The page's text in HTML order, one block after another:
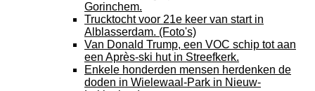
Gorinchem.
Trucktocht voor 21e keer van start in
Alblasserdam. (Foto's)
Van Donald Trump, een VOC schip tot aan
een Après-ski hut in Streefkerk.
Enkele honderden mensen herdenken de
doden in Wielewaal-Park in Nieuw-